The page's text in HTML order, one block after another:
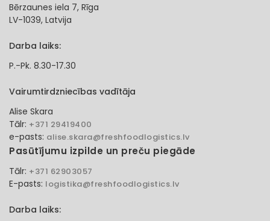
Bērzaunes iela 7, Rīga
LV-1039, Latvija
Darba laiks:
P.-Pk. 8.30-17.30
Vairumtirdzniecības vadītāja
Alise Skara
Tālr: +371 29419400
e-pasts: alise.skara@freshfoodlogistics.lv
Pasūtījumu izpilde un preču piegāde
Tālr: +371 62903057
E-pasts: logistika@freshfoodlogistics.lv
Darba laiks: